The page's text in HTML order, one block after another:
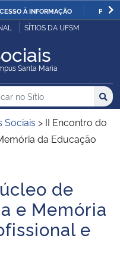
À INFORMAÇÃO
SÍTIOS DA UFSM
Santa Maria
no no Sítio
Sociais > II Encontro do
da Educação
de
e Memória
e